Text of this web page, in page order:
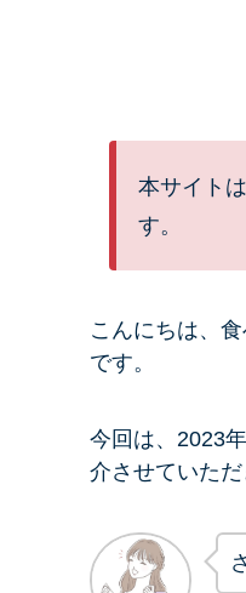
本サイト
す。
こんにちは、
です。
今回は、2023
介させていただ